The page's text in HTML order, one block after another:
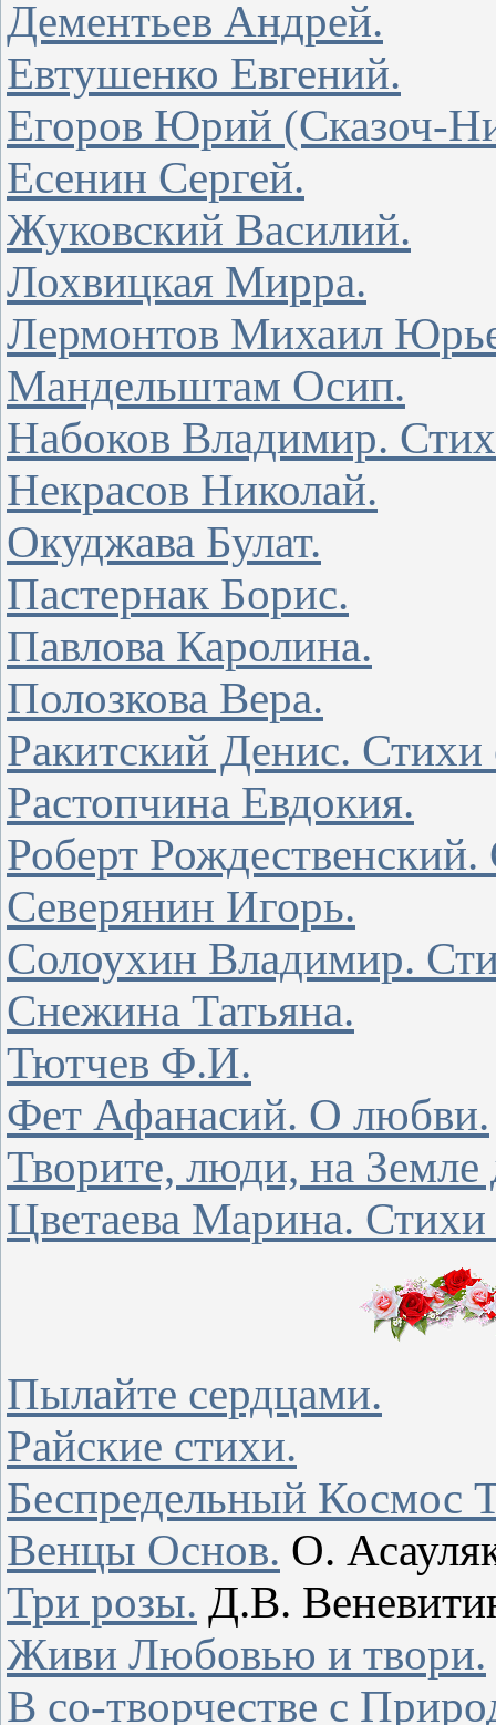
Дементьев Андрей.
Евтушенко Евгений.
Егоров Юрий (Сказоч-
Есенин Сергей.
Жуковский Василий.
Лохвицкая Мирра.
Лермонтов Михаил
Мандельштам Осип.
Набоков Владимир.
Некрасов Николай.
Окуджава Булат.
Пастернак Борис.
Павлова Каролина.
Полозкова Вера.
Ракитский Денис.
Растопчина Евдокия.
Роберт
Северянин Игорь.
Солоухин Владимир.
Снежина Татьяна.
Тютчев Ф.И.
Фет Афанасий. О любви.
Творите, люди, на Земле
Цветаева Марина.
Пылайте сердцами.
Райские стихи.
Беспредельный
Венцы Основ. О.
Три розы. Д.В.
Живи Любовью и твори.
В со-творчестве с